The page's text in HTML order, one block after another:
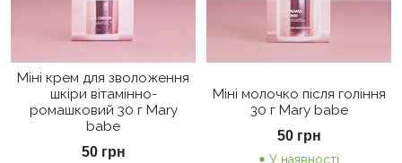
Міні крем для зволоження
шкіри вітамінно-
ромашковий 30 г Mary
babe
50 грн
Міні молочко після гоління
30 г Mary babe
50 грн
У наявності